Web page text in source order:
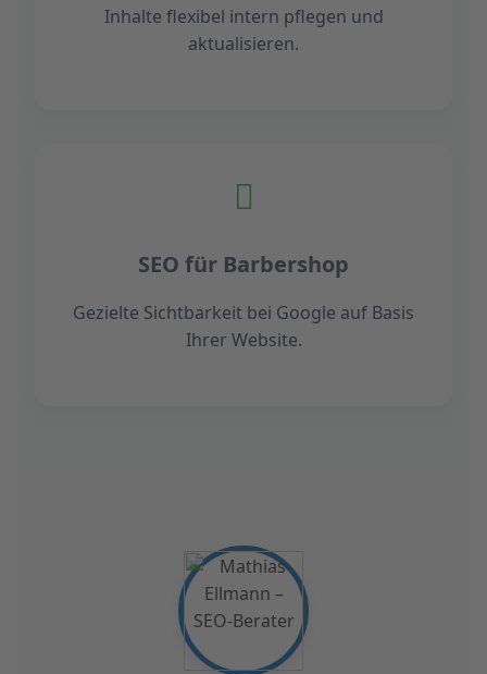
Inhalte flexibel intern pflegen und
aktualisieren.
SEO für Barbershop
Gezielte Sichtbarkeit bei Google auf Basis
Ihrer Website.